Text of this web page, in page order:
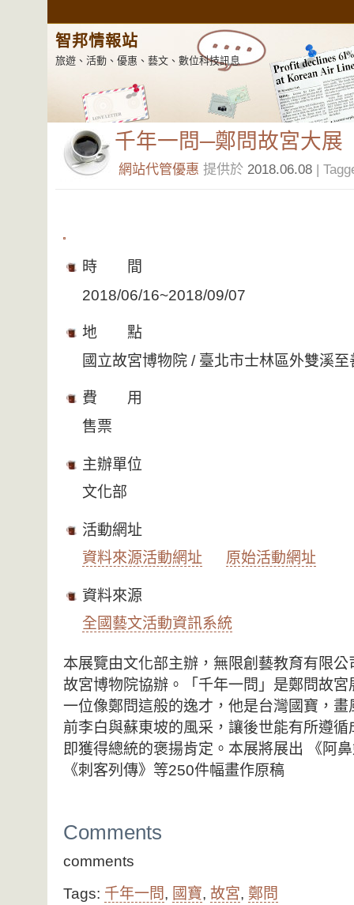
智邦情報站
旅遊、活動、優惠、藝文、數位科技訊息
千年一問─鄭問故宮大展
網站代管優惠 提供於 2018.06.08 |
時 間
2018/06/16~2018/09/07
地 點
國立故宮博物院 / 臺北市士林區外雙溪
費 用
售票
主辦單位
文化部
活動網址
資料來源活動網址
原始活動網址
資料來源
全國藝文活動資訊系統
本展覽由文化部主辦，無限創藝教育有限
故宮博物院協辦。「千年一問」是鄭問故
一位像鄭問這般的逸才，他是台灣國寶，
前李白與蘇東坡的風采，讓後世能有所遵
即獲得總統的褒揚肯定。本展將展出 《阿
《刺客列傳》等250件幅畫作原稿
Comments
comments
Tags: 千年一問, 國寶, 故宮, 鄭問